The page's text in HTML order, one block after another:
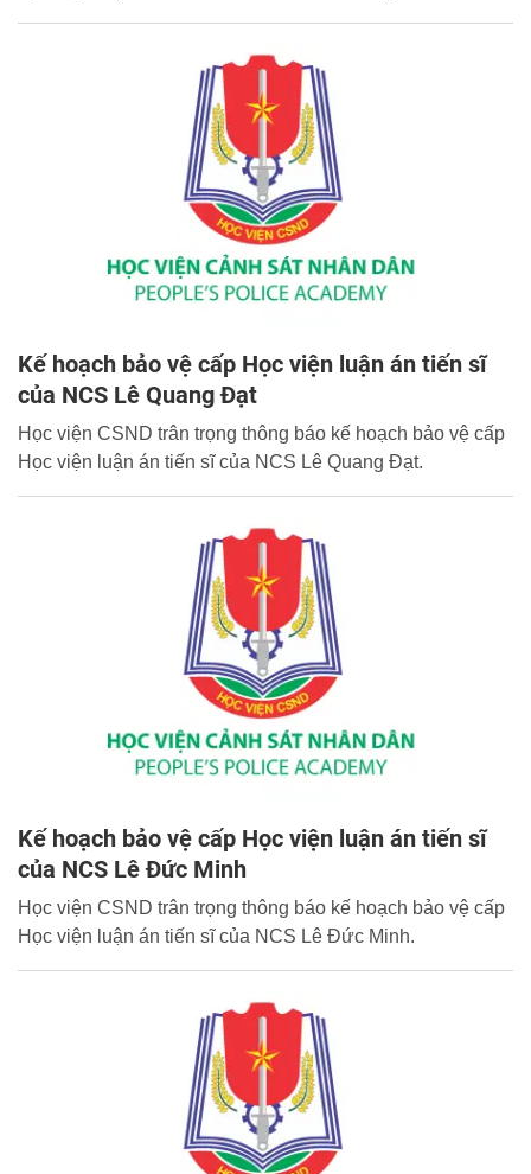
Kế hoạch bảo vệ cấp Học viện luận án tiến sĩ
của NCS Lê Quang Đạt
Học viện CSND trân trọng thông báo kế hoạch bảo vệ cấp
Học viện luận án tiến sĩ của NCS Lê Quang Đạt.
Kế hoạch bảo vệ cấp Học viện luận án tiến sĩ
của NCS Lê Đức Minh
Học viện CSND trân trọng thông báo kế hoạch bảo vệ cấp
Học viện luận án tiến sĩ của NCS Lê Đức Minh.